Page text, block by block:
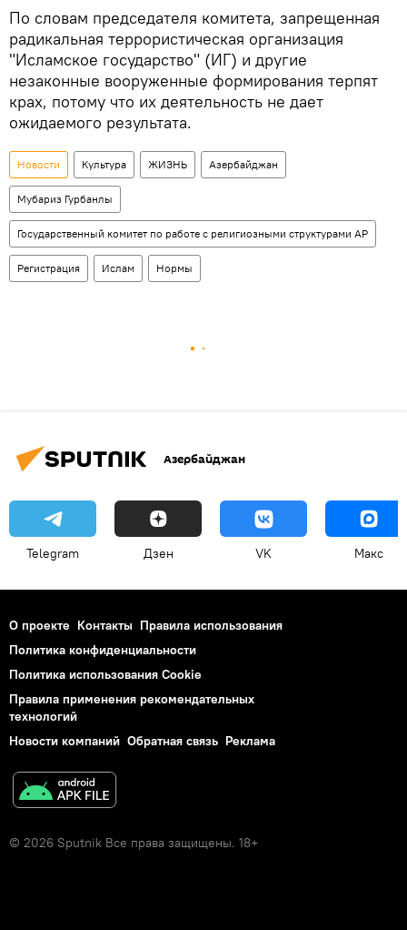
По словам председателя комитета, запрещенная
радикальная террористическая организация
"Исламское государство" (ИГ) и другие
незаконные вооруженные формирования терпят
крах, потому что их деятельность не дает
ожидаемого результата.
Новости Культура ЖИЗНЬ Азербайджан
Мубариз Гурбанлы
Государственный комитет по работе с религиозными структурами АР
Регистрация Ислам Нормы
Азербайджан
Telegram Дзен VK Макс
О проекте Контакты Правила использования
Политика конфиденциальности
Политика использования Cookie
Правила применения рекомендательных
технологий
Новости компаний Обратная связь Реклама
© 2026 Sputnik Все права защищены. 18+